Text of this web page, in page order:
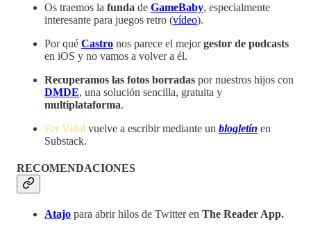
Os traemos la funda de GameBaby, especialmente
interesante para juegos retro (vídeo).
Por qué Castro nos parece el mejorgestor de podcasts
en iOS y no vamos a volver a él.
Recuperamos las fotos borradas por nuestros hijos con
DMDE, una solución sencilla, gratuita y
multiplataforma.
Fer Vidal vuelve a escribir mediante un blogletín en
Substack.
RECOMENDACIONES
Atajo para abrir hilos de Twitter en The Reader App.